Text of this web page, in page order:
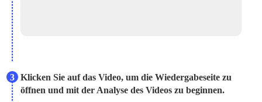
3 Klicken Sie auf das Video, um die Wiedergabeseite zu
öffnen und mit der Analyse des Videos zu beginnen.